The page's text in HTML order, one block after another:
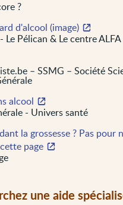
?
d'alcool (image)
Le Pélican & Le centre ALFA
– SSMG – Société
alcool
- Univers santé
la grossesse ? Pas pour
page
une aide